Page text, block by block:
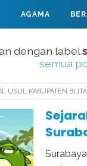
AGAMA
dengan label
semua
USUL KABUPATEN
ASAL USUL KOTA
KOTA SURABAYA